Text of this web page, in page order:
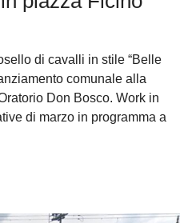
di cavalli in stile “Belle
comunale alla
Don Bosco. Work in
di marzo in programma a